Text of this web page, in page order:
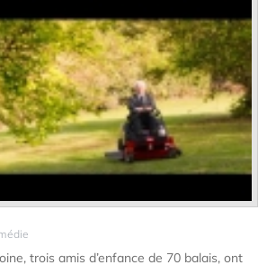
trois amis d’enfance de 70 balais, ont